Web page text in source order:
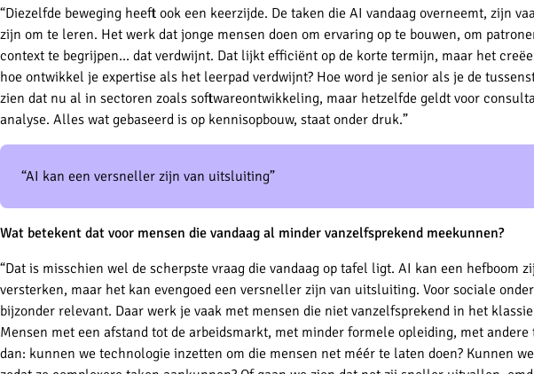
“Diezelfde beweging heeft ook een keerzijde. De taken die AI vandaag overneemt, zijn
zijn om te leren. Het werk dat jonge mensen doen om ervaring op te bouwen, om
context te begrijpen… dat verdwijnt. Dat lijkt efficiënt op de korte termijn, maar het
hoe ontwikkel je expertise als het leerpad verdwijnt? Hoe word je senior als je de
zien dat nu al in sectoren zoals softwareontwikkeling, maar hetzelfde geldt voor
analyse. Alles wat gebaseerd is op kennisopbouw, staat onder druk.”
“AI kan een versneller zijn van uitsluiting”
Wat betekent dat voor mensen die vandaag al minder vanzelfsprekend meekunnen?
“Dat is misschien wel de scherpste vraag die vandaag op tafel ligt. AI kan een hefboom
versterken, maar het kan evengoed een versneller zijn van uitsluiting. Voor sociale
bijzonder relevant. Daar werk je vaak met mensen die niet vanzelfsprekend in het
Mensen met een afstand tot de arbeidsmarkt, met minder formele opleiding, met andere
dan: kunnen we technologie inzetten om die mensen net méér te laten doen? Kunnen